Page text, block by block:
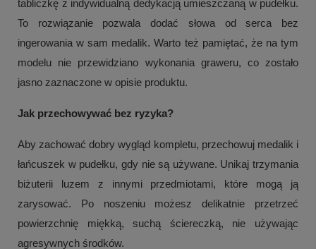
tabliczkę z indywidualną dedykacją umieszczaną w pudełku.
To rozwiązanie pozwala dodać słowa od serca bez
ingerowania w sam medalik. Warto też pamiętać, że na tym
modelu nie przewidziano wykonania graweru, co zostało
jasno zaznaczone w opisie produktu.
Jak przechowywać bez ryzyka?
Aby zachować dobry wygląd kompletu, przechowuj medalik i
łańcuszek w pudełku, gdy nie są używane. Unikaj trzymania
biżuterii luzem z innymi przedmiotami, które mogą ją
zarysować. Po noszeniu możesz delikatnie przetrzeć
powierzchnię miękką, suchą ściereczką, nie używając
agresywnych środków.